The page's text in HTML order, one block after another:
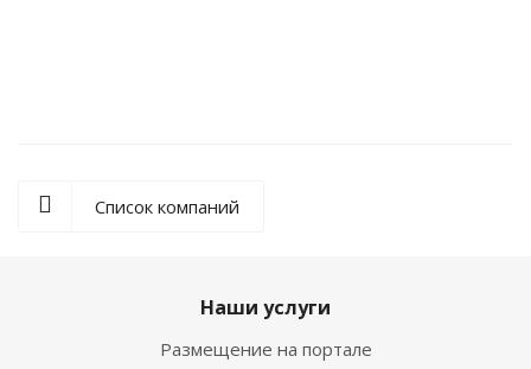
Список компаний
Наши услуги
Размещение на портале